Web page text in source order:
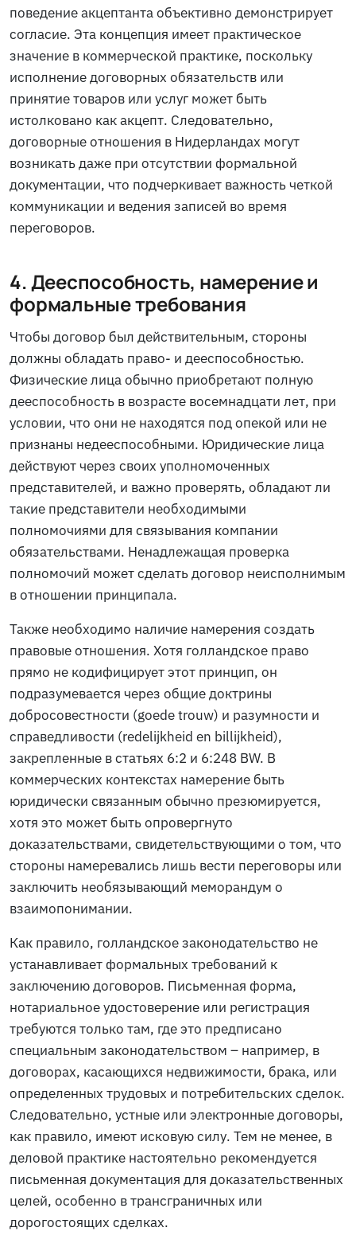
поведение акцептанта объективно демонстрирует
согласие. Эта концепция имеет практическое
значение в коммерческой практике, поскольку
исполнение договорных обязательств или
принятие товаров или услуг может быть
истолковано как акцепт. Следовательно,
договорные отношения в Нидерландах могут
возникать даже при отсутствии формальной
документации, что подчеркивает важность четкой
коммуникации и ведения записей во время
переговоров.
4. Дееспособность, намерение и
формальные требования
Чтобы договор был действительным, стороны
должны обладать право- и дееспособностью.
Физические лица обычно приобретают полную
дееспособность в возрасте восемнадцати лет, при
условии, что они не находятся под опекой или не
признаны недееспособными. Юридические лица
действуют через своих уполномоченных
представителей, и важно проверять, обладают ли
такие представители необходимыми
полномочиями для связывания компании
обязательствами. Ненадлежащая проверка
полномочий может сделать договор неисполнимым
в отношении принципала.
Также необходимо наличие намерения создать
правовые отношения. Хотя голландское право
прямо не кодифицирует этот принцип, он
подразумевается через общие доктрины
добросовестности (goede trouw) и разумности и
справедливости (redelijkheid en billijkheid),
закрепленные в статьях 6:2 и 6:248 BW. В
коммерческих контекстах намерение быть
юридически связанным обычно презюмируется,
хотя это может быть опровергнуто
доказательствами, свидетельствующими о том, что
стороны намеревались лишь вести переговоры или
заключить необязывающий меморандум о
взаимопонимании.
Как правило, голландское законодательство не
устанавливает формальных требований к
заключению договоров. Письменная форма,
нотариальное удостоверение или регистрация
требуются только там, где это предписано
специальным законодательством – например, в
договорах, касающихся недвижимости, брака, или
определенных трудовых и потребительских сделок.
Следовательно, устные или электронные договоры,
как правило, имеют исковую силу. Тем не менее, в
деловой практике настоятельно рекомендуется
письменная документация для доказательственных
целей, особенно в трансграничных или
дорогостоящих сделках.